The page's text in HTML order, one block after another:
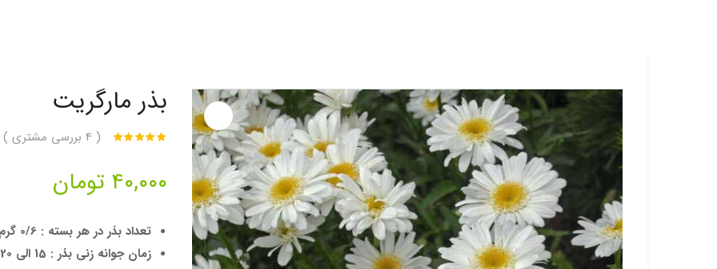
بذر مارگریت
(
4 بررسی مشتری )
۴۰,۰۰۰ تومان
تعداد بذر در هر بسته : 0/6 گرم
زمان جوانه زنی بذر : 15 الی 20 روز